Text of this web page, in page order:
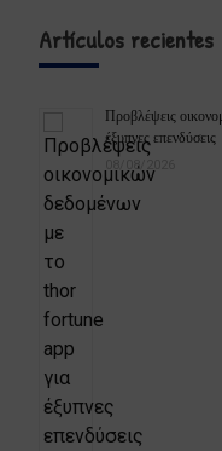
Artículos recientes
Προβλέψεις
έξυπνες επενδύσεις
08/08/2026